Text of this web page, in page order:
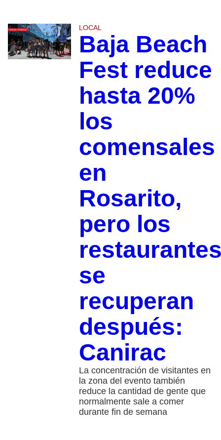
LOCAL
Baja Beach
Fest reduce
hasta 20%
los
comensales
en
Rosarito,
pero los
se
recuperan
después:
Canirac
La concentración de visitantes en
la zona del evento también
reduce la cantidad de gente que
normalmente sale a comer
durante fin de semana